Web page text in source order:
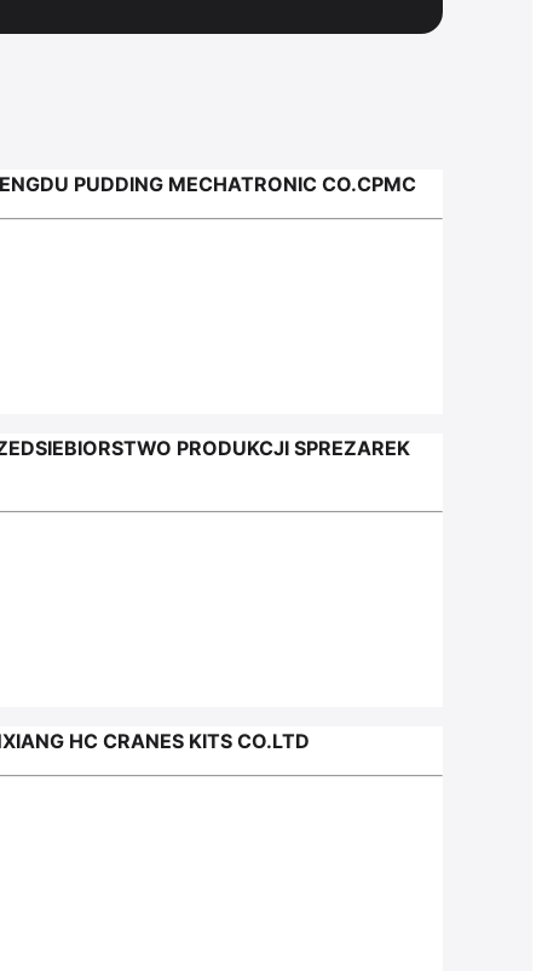
PUDDING MECHATRONIC CO.CPMC
PRODUKCJI SPREZAREK
HC CRANES KITS CO.LTD